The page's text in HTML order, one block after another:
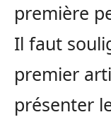
première
Il faut
premier
présenter